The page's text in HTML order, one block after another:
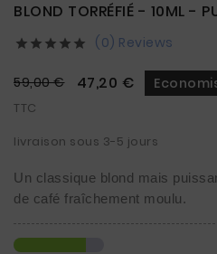
BLOND TORRÉFIÉ - 10ML -
     (0) Reviews
59,00 € 47,20 €
TTC
livraison sous 3-5 jours
Un classique blond mais
de café fraîchement moulu.